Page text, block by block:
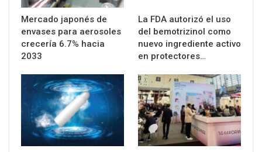
Mercado japonés de
envases para aerosoles
crecería 6.7% hacia
2033
La FDA autorizó el uso
del bemotrizinol como
nuevo ingrediente activo
en protectores…